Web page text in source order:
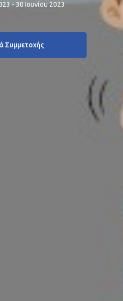
- 30 Ιουνίου 2023
Συμμετοχής